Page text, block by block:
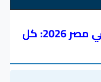
دليل علاج أورام المخ في مصر 2026: كل